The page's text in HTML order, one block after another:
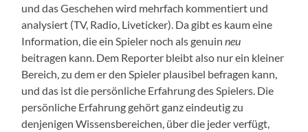
und das Geschehen wird mehrfach kommentiert und
analysiert (TV, Radio, Liveticker). Da gibt es kaum eine
Information, die ein Spieler noch als genuinneu
beitragen kann. Dem Reporter bleibt also nur ein kleiner
Bereich, zu dem er den Spieler plausibel befragen kann,
und das ist die persönliche Erfahrung des Spielers. Die
persönliche Erfahrung gehört ganz eindeutig zu
denjenigen Wissensbereichen, über die jeder verfügt,